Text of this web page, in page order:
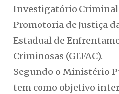
Investigatório Criminal
Promotoria de Justiça
Estadual de
Criminosas (GEFAC).
Segundo o Ministério
tem como objetivo